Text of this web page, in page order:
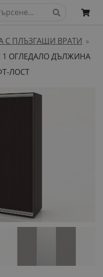
С ПЛЪЗГАЩИ ВРАТИ »
1 ОГЛЕДАЛО ДЪЛЖИНА
ЛОСТ